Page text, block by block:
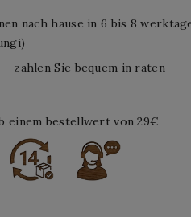
nach hause in 6 bis 8
zahlen Sie bequem in raten
einem bestellwert von 29€